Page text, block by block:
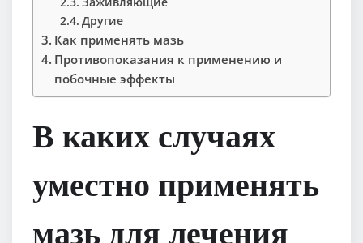
Другие
Как применять мазь
Противопоказания к применению и
побочные эффекты
В каких случаях
уместно применять
мазь для лечения